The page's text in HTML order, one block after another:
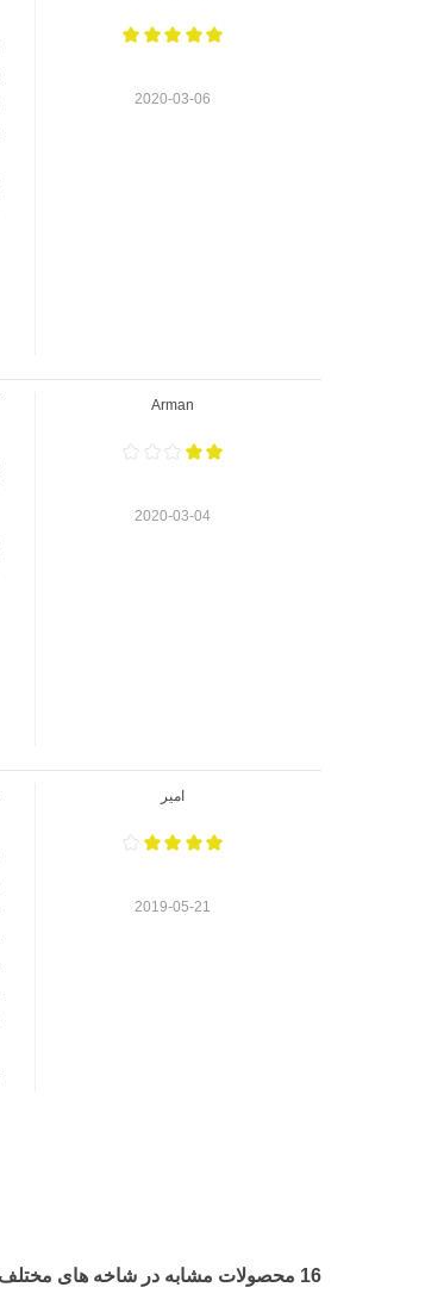
2020-03-06
Arman
2020-03-04
امیر
2019-05-21
16 محصولات مشابه در شاخه های مختلف: